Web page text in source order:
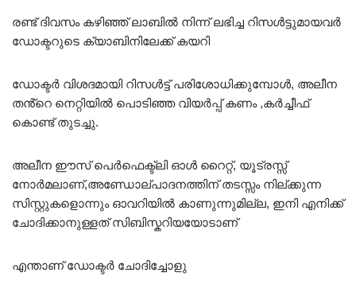
രണ്ട് ദിവസം കഴിഞ്ഞ് ലാബിൽ നിന്ന് ലഭിച്ച റിസൾട്ടുമായവർ
ഡോക്ടറുടെ ക്യാബിനിലേക്ക് കയറി
ഡോക്ടർ വിശദമായി റിസൾട്ട് പരിശോധിക്കുമ്പോൾ, അലീന
തൻ്റെ നെറ്റിയിൽ പൊടിഞ്ഞ വിയർപ്പ് കണം ,കർച്ചീഫ്
കൊണ്ട് തുടച്ചു.
അലീന ഈസ് പെർഫെക്ട്ലി ഓൾ റൈറ്റ്, യൂട്രസ്സ്
നോർമലാണ്,അണ്ഡോല്പാദനത്തിന് തടസ്സം നില്ക്കുന്ന
സിസ്റ്റുകളൊന്നും ഓവറിയിൽ കാണുന്നുമില്ല, ഇനി എനിക്ക്
ചോദിക്കാനുള്ളത് സിബിസ്കറിയയോടാണ്
എന്താണ് ഡോക്ടർ ചോദിച്ചോളു